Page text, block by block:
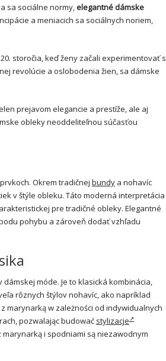
sa sociálne normy,elegantné dámske
a meniacich sa sociálnych noriem,
storočia, keď ženy začali experimentovať s
revolúcie a oslobodenia žien, sa dámske
prejavom elegancie a prestíže, ale aj
obleky neoddeliteľnou súčasťou
Okrem tradičnej bundy a nohavíc
v štýle obleku. Táto moderná interpretácia
pre tradičné obleky. Elegantné
pohybu a zároveň dodať vzhľadu
móde. Je to klasická kombinácia,
rôznych štýlov nohavíc, ako napríklad
marynarką w zależności od indywidualnych
pozwalając budować stylizacje
i spodniami są niezawodnym